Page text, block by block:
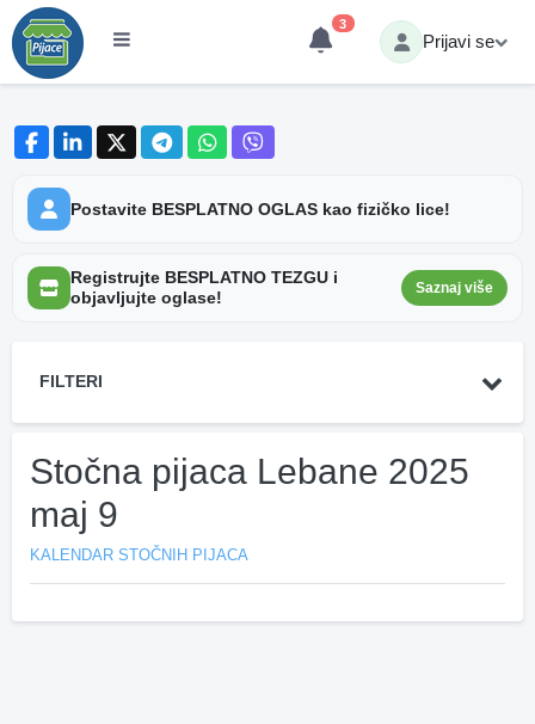
3
Prijavi se
Postavite BESPLATNO OGLAS kao fizičko lice!
Registrujte BESPLATNO TEZGU i
objavljujte oglase!
Saznaj više
FILTERI
Stočna pijaca Lebane 2025
maj 9
KALENDAR STOČNIH PIJACA